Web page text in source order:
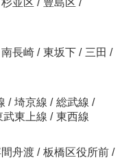
杉並区 / 豊島区 /
南長崎 / 東坂下 / 三田 /
/ 埼京線 / 総武線 /
武東上線 / 東西線
舟渡 / 板橋区役所前 /